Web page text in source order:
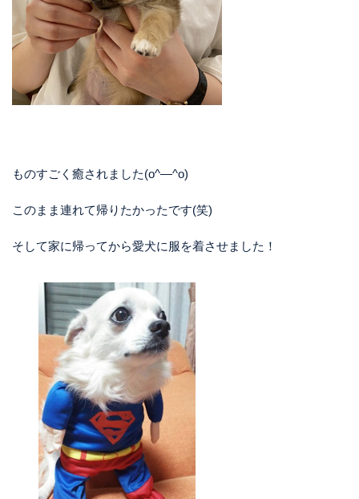
ものすごく癒されました(o^―^o)
このまま連れて帰りたかったです(笑)
そして家に帰ってから愛犬に服を着させました！